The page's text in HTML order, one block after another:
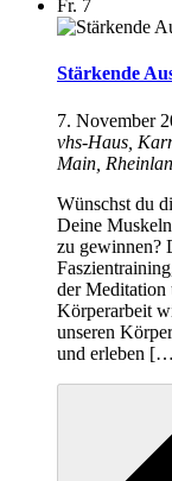
Fr. 7
Stärkende
7. November
vhs-Haus,
Main,
Wünschst du
Deine
zu gewinnen?
der Meditation
Körperarbeit
unseren
und erleben